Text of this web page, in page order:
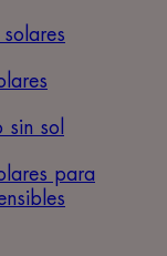
sin sol
para